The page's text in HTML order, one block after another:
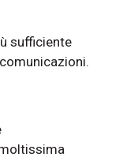
sufficiente